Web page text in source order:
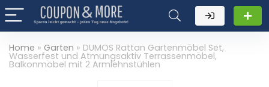
Home » Garten » DUMOS Rattan Gartenmöbel Set,
Wasserfest und Atmungsaktiv Terrassenmöbel,
Balkonmöbel mit 2 Armlehnstühlen